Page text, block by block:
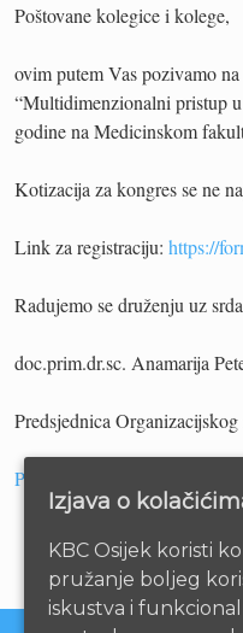
Poštovane kolegice i kolege,
ovim putem Vas pozivamo
“Multidimenzionalni pristup
godine na Medicinskom
Kotizacija za kongres se ne
Link za registraciju: https://
Radujemo se druženju uz
doc.prim.dr.sc. Anamarija
Predsjednica
Program
Izjava o
KBC Osijek koristi
pružanje boljeg
iskustva i